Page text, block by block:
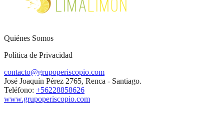
Quiénes Somos
Política de Privacidad
contacto@grupoperiscopio.com
José Joaquín Pérez 2765, Renca - Santiago.
Teléfono: +56228858626
www.grupoperiscopio.com